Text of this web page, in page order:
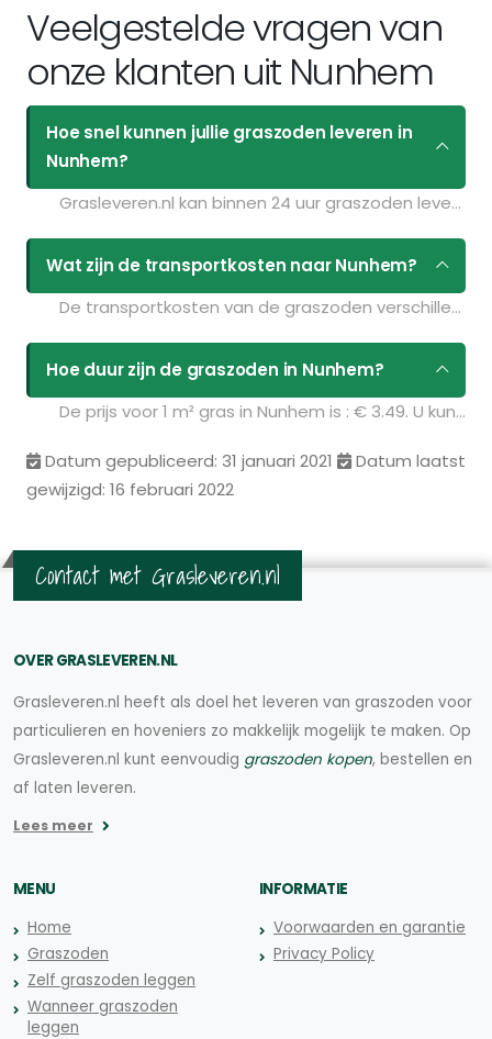
Veelgestelde vragen van
onze klanten uit Nunhem
Hoe snel kunnen jullie graszoden leveren in
Nunhem?
Grasleveren.nl kan binnen 24 uur graszoden leveren in Nunhem. Als u bijvoorbeeld graszoden op maandag bestelt voor 11:30 kunt u ze de volgende dag geleverd krijgen. Kijk voor de actuele leverdagen op de pagina
Wat zijn de transportkosten naar Nunhem?
De transportkosten van de graszoden verschillen per postcodegebied en zijn afhankelijk van de hoeveelheid graszoden die u bestelt. Bent u benieuwd naar de prijzen? Vul uw gegevens in op de pagina
Hoe duur zijn de graszoden in Nunhem?
De prijs voor 1 m² gras in Nunhem is : € 3.49. U kunt deze graszoden bestellen via de volgende link:
Datum gepubliceerd: 31 januari 2021
Datum laatst
gewijzigd: 16 februari 2022
Contact met Grasleveren.nl
OVER GRASLEVEREN.NL
Grasleveren.nl heeft als doel het leveren van graszoden voor
particulieren en hoveniers zo makkelijk mogelijk te maken. Op
Grasleveren.nl kunt eenvoudig graszoden kopen, bestellen en
af laten leveren.
Lees meer
MENU
Home
Graszoden
Zelf graszoden leggen
Wanneer graszoden
leggen
INFORMATIE
Voorwaarden en garantie
Privacy Policy